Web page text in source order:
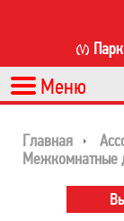
Главная
Межкомнатные